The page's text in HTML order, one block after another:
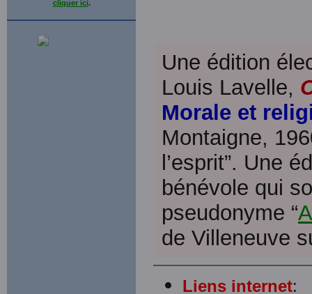
cliquer ici.
Une édition
Louis Lavelle,
Morale et
Montaigne,
l’esprit”. Une
bénévole qui
pseudonyme “
de Villeneuve
Liens internet: